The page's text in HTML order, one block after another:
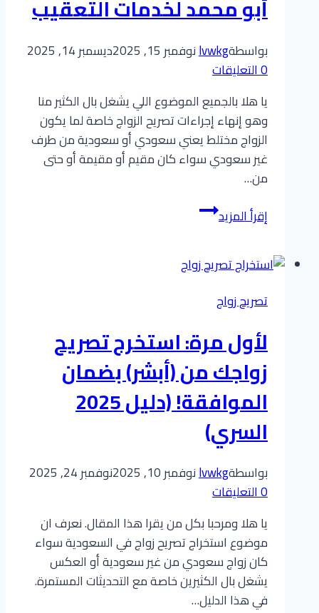
أبو محمد لخدمات التعقيب
بواسطةlvwkgنوفمبر 15, 2025
ديسمبر 14, 2025
0 التعليقات
يا هلا بالجميع الموضوع اللي يشغل بال الكثير منا
وهو إنهاء إجراءات تصريح الزواج خاصة لما يكون
الزواج مختلط يعني سعودي أو سعودية من طرف
غير سعودي سواء كان مقيم أو مقيمة أو حتى
من…
إقرأ المزيدإنهاء
إجراءات
الزواج
ة
أجنبي/
كل
ما
يخص
معاملتك
أبو
محمد
لخدمات
التعقيب
تصريح زواج
لأول مرة: استخرج تصريح
زواجك من (أبشر) بضمان
الموافقة! (دليل 2025
السري)
بواسطةlvwkgنوفمبر 10, 2025
نوفمبر 24, 2025
0 التعليقات
يا هلا ومرحبا بكل من يقرا هذا المقال. نعرف ان
موضوع استخراج تصريح زواج في السعودية سواء
كان زواج سعودي من غير سعودية أو العكس
يشغل بال الكثيرين خاصة مع التحديثات المستمرة.
في هذا الدليل…